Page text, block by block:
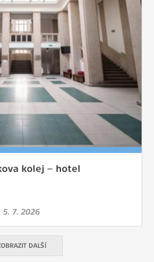
kolej – hotel
5. 7. 2026
DALŠÍ